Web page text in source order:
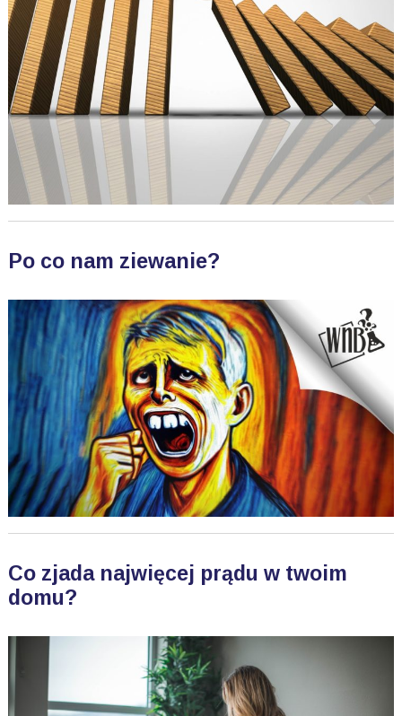
Po co nam ziewanie?
Co zjada najwięcej prądu w twoim
domu?